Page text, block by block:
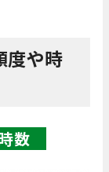
度や時
数